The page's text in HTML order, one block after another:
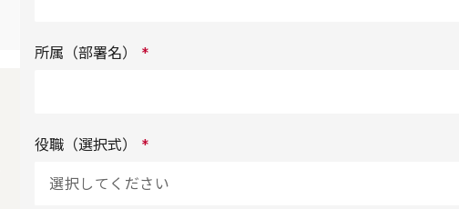
所属（部署名） *
役職（選択式） *